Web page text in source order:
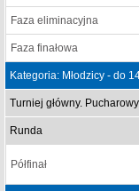
Faza eliminacyjna
Faza finałowa
Kategoria: Młodzicy - do
Turniej główny. Pucharowy
Runda
Półfinał